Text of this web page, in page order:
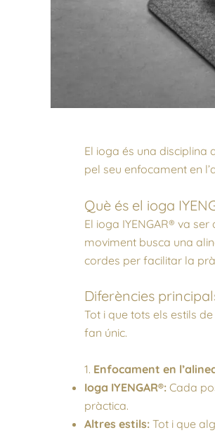
El ioga és una disciplina
pel seu enfocament en
Què és el ioga
El ioga IYENGAR® va
moviment busca una
cordes per facilitar la
Diferències
Tot i que tots els estils
fan únic.
1. Enfocament en
Ioga IYENGAR®: Cada
pràctica.
Altres estils: Tot i que